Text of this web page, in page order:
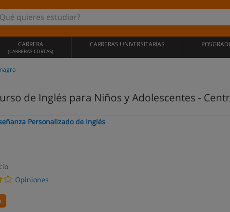
CARRERA
(CARRERAS CORTAS)
CARRERAS UNIVERSITARIAS
de Inglés para Niños y Adolescentes -
Personalizado de Inglés
Opiniones